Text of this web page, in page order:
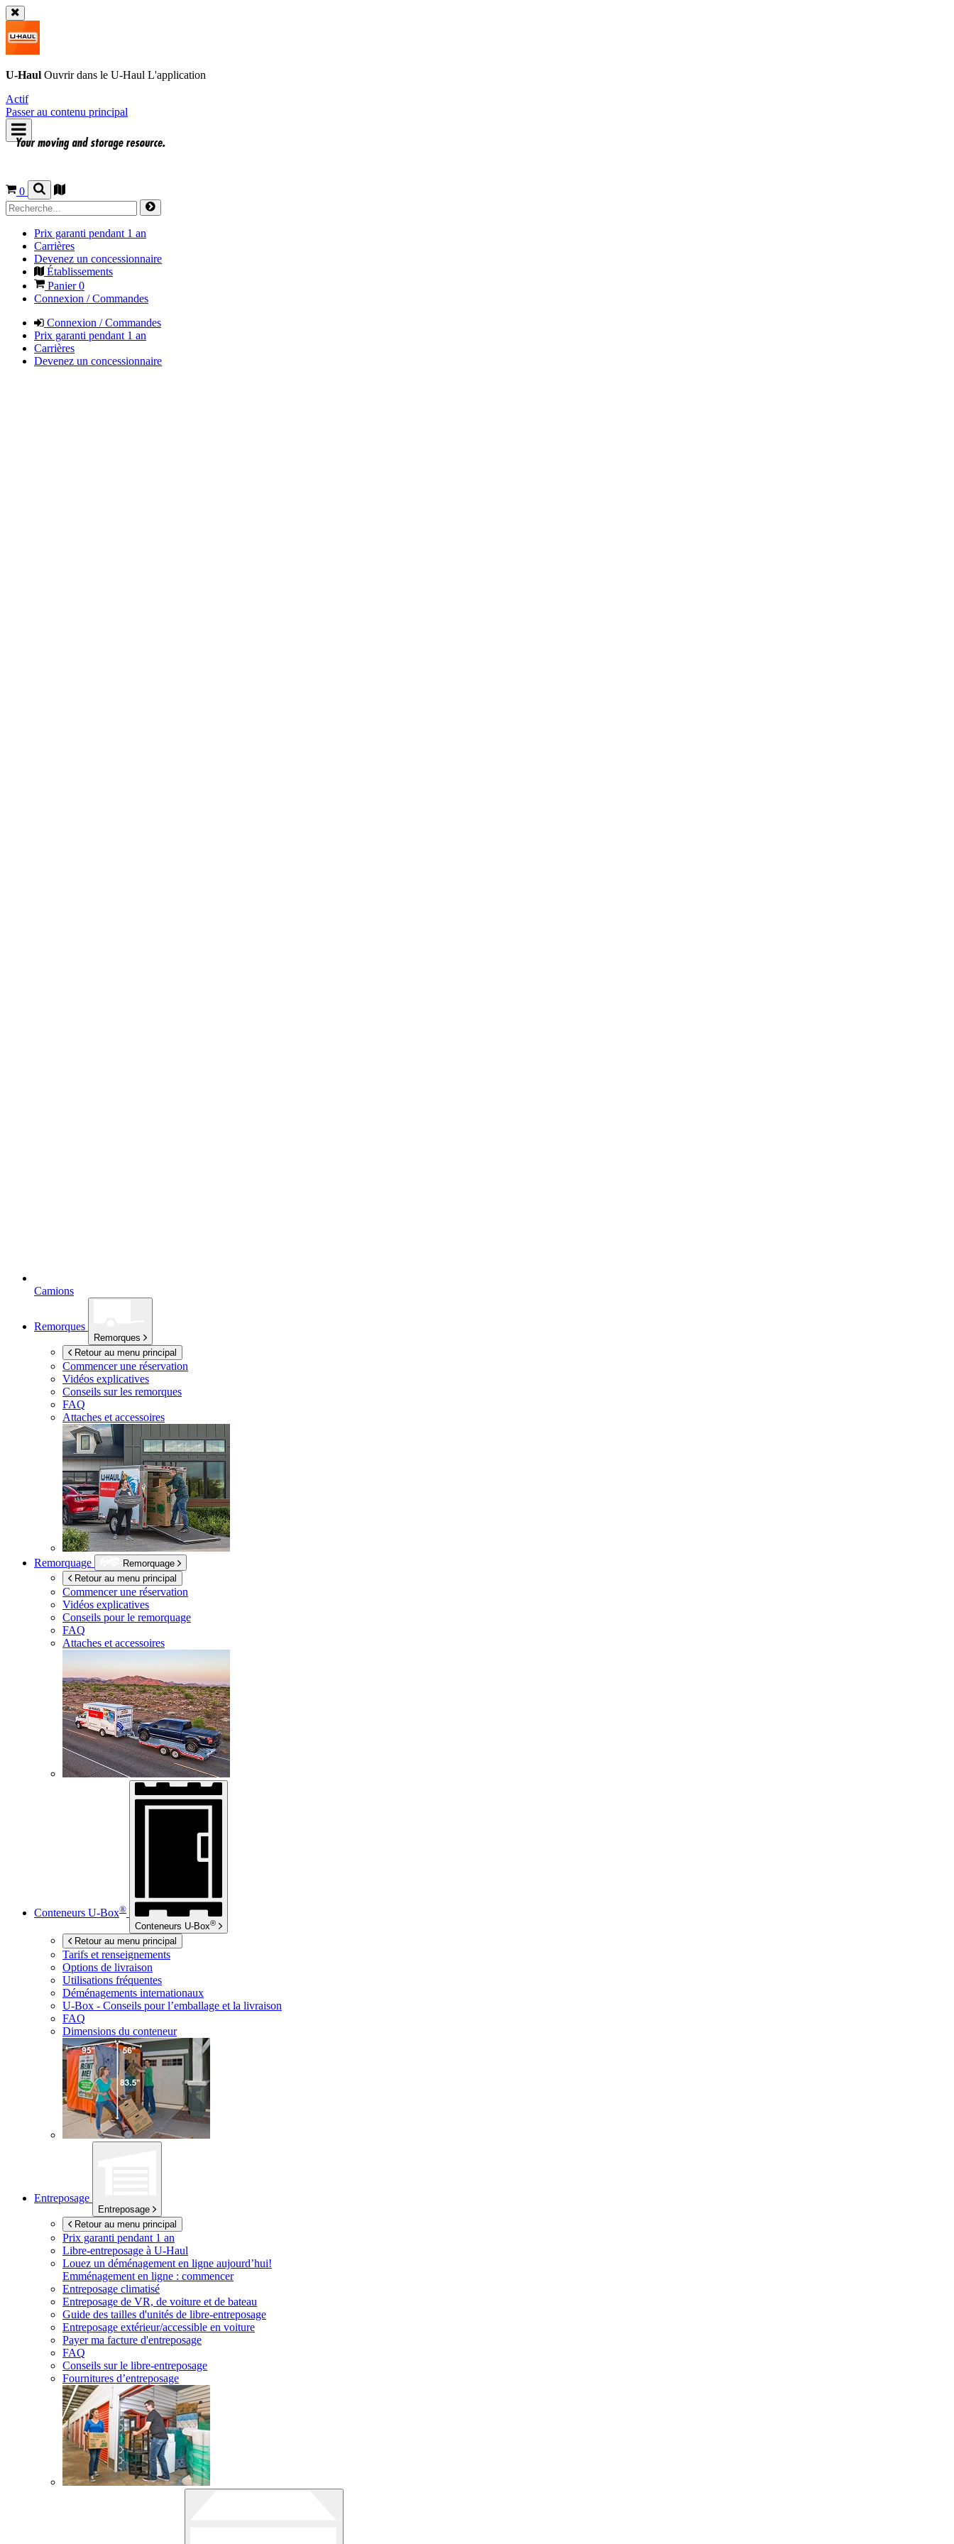
U-Haul Ouvrir dans le U-Haul L'application
Actif
Passer au contenu principal
0
Prix garanti pendant 1 an
Carrières
Devenez un concessionnaire
Établissements
Panier0
Connexion / Commandes
Connexion / Commandes
Prix garanti pendant 1 an
Carrières
Devenez un concessionnaire
Camions
Remorques
Remorques
Retour au menu principal
Commencer une réservation
Vidéos explicatives
Conseils sur les remorques
FAQ
Attaches et accessoires
Remorquage
Remorquage
Retour au menu principal
Commencer une réservation
Vidéos explicatives
Conseils pour le remorquage
FAQ
Attaches et accessoires
Conteneurs U-Box®
Conteneurs U-Box®
Retour au menu principal
Tarifs et renseignements
Options de livraison
Utilisations fréquentes
Déménagements internationaux
U-Box - Conseils pour l’emballage et la livraison
FAQ
Dimensions du conteneur
Entreposage
Entreposage
Retour au menu principal
Prix garanti pendant 1 an
Libre-entreposage à U-Haul
Louez un déménagement en ligne aujourd’hui!
Emménagement en ligne : commencer
Entreposage climatisé
Entreposage de VR, de voiture et de bateau
Guide des tailles d'unités de libre-entreposage
Entreposage extérieur/accessible en voiture
Payer ma facture d'entreposage
FAQ
Conseils sur le libre-entreposage
Fournitures d’entreposage